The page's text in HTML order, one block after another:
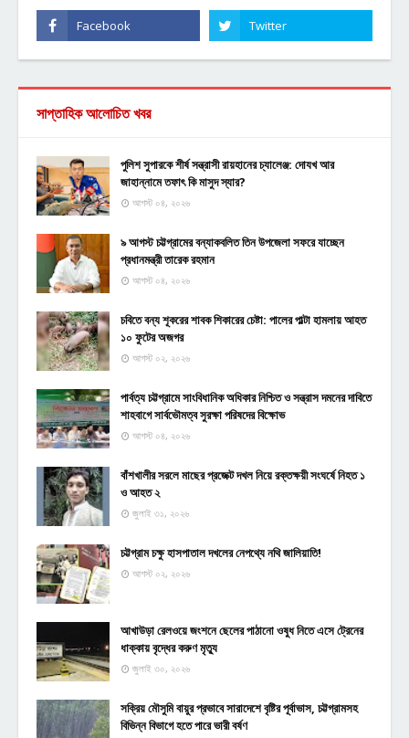
সাপ্তাহিক আলোচিত খবর
পুলিশ সুপারকে শীর্ষ সন্ত্রাসী রায়হানের চ্যালেঞ্জ: দোযখ আর
জাহান্নামে তফাৎ কি মাসুদ স্যার?
আগস্ট ০৪, ২০২৬
৯ আগস্ট চট্টগ্রামের বন্যাকবলিত তিন উপজেলা সফরে যাচ্ছেন
প্রধানমন্ত্রী তারেক রহমান
আগস্ট ০৪, ২০২৬
চবিতে বন্য শূকরের শাবক শিকারের চেষ্টা: পালের পাল্টা হামলায় আহত
১০ ফুটের অজগর
আগস্ট ০২, ২০২৬
পার্বত্য চট্টগ্রামে সাংবিধানিক অধিকার নিশ্চিত ও সন্ত্রাস দমনের দাবিতে
শাহবাগে সার্বভৌমত্ব সুরক্ষা পরিষদের বিক্ষোভ
আগস্ট ০৪, ২০২৬
বাঁশখালীর সরলে মাছের প্রজেক্ট দখল নিয়ে রক্তক্ষয়ী সংঘর্ষে নিহত ১
ও আহত ২
জুলাই ৩১, ২০২৬
চট্টগ্রাম চক্ষু হাসপাতাল দখলের নেপথ্যে নথি জালিয়াতি!
আগস্ট ০২, ২০২৬
আখাউড়া রেলওয়ে জংশনে ছেলের পাঠানো ওষুধ নিতে এসে ট্রেনের
ধাক্কায় বৃদ্ধের করুণ মৃত্যু
জুলাই ৩০, ২০২৬
সক্রিয় মৌসুমি বায়ুর প্রভাবে সারাদেশে বৃষ্টির পূর্বাভাস, চট্টগ্রামসহ
বিভিন্ন বিভাগে হতে পারে ভারী বর্ষণ